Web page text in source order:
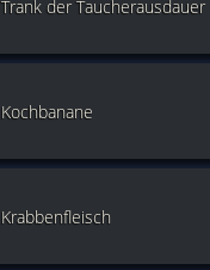
Trank der Taucherausdauer
Kochbanane
Krabbenfleisch